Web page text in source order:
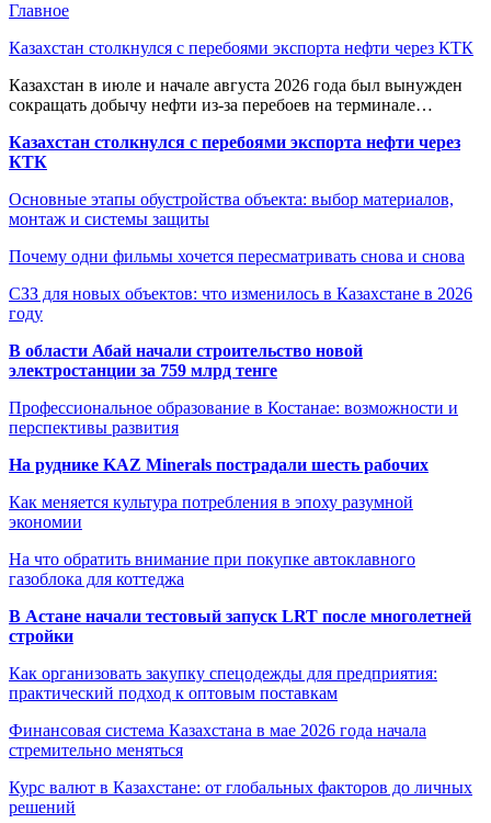
Главное
Казахстан столкнулся с перебоями экспорта нефти через КТК
Казахстан в июле и начале августа 2026 года был вынужден
сокращать добычу нефти из-за перебоев на терминале…
Казахстан столкнулся с перебоями экспорта нефти через
КТК
Основные этапы обустройства объекта: выбор материалов,
монтаж и системы защиты
Почему одни фильмы хочется пересматривать снова и снова
СЗЗ для новых объектов: что изменилось в Казахстане в 2026
году
В области Абай начали строительство новой
электростанции за 759 млрд тенге
Профессиональное образование в Костанае: возможности и
перспективы развития
На руднике KAZ Minerals пострадали шесть рабочих
Как меняется культура потребления в эпоху разумной
экономии
На что обратить внимание при покупке автоклавного
газоблока для коттеджа
В Астане начали тестовый запуск LRT после многолетней
стройки
Как организовать закупку спецодежды для предприятия:
практический подход к оптовым поставкам
Финансовая система Казахстана в мае 2026 года начала
стремительно меняться
Курс валют в Казахстане: от глобальных факторов до личных
решений